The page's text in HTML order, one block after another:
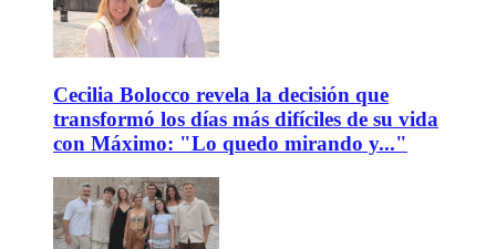
Cecilia Bolocco revela la decisión que
transformó los días más difíciles de su vida
con Máximo: "Lo quedo mirando y..."